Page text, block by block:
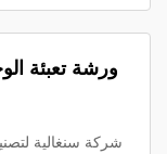
ورشة تعبئة